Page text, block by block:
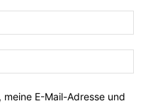
m
:
*
-
M
ie
E-Mail-Adresse und